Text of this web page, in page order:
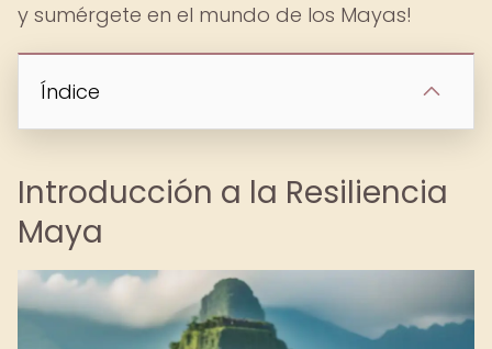
y sumérgete en el mundo de los Mayas!
Índice
Introducción a la Resiliencia
Maya